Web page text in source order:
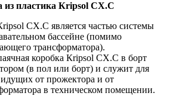
из пластика Кripsol СХ.С
СХ.С является частью системы
бассейне (помимо
трансформатора).
коробка Кripsol СХ.С в борт
(в пол или борт) и служит для
от прожектора и от
в техническом помещении.